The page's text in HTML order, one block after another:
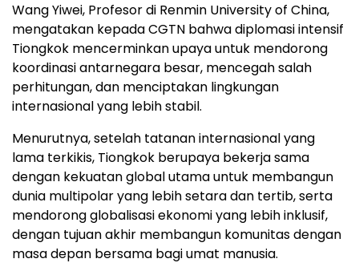
Wang Yiwei, Profesor di Renmin University of China,
mengatakan kepada CGTN bahwa diplomasi intensif
Tiongkok mencerminkan upaya untuk mendorong
koordinasi antarnegara besar, mencegah salah
perhitungan, dan menciptakan lingkungan
internasional yang lebih stabil.
Menurutnya, setelah tatanan internasional yang
lama terkikis, Tiongkok berupaya bekerja sama
dengan kekuatan global utama untuk membangun
dunia multipolar yang lebih setara dan tertib, serta
mendorong globalisasi ekonomi yang lebih inklusif,
dengan tujuan akhir membangun komunitas dengan
masa depan bersama bagi umat manusia.